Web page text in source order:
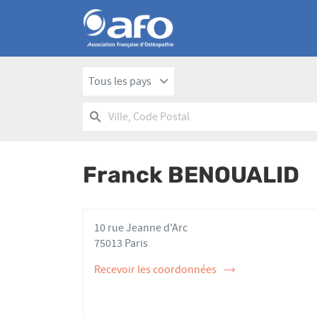
Tous les pays
Ville,RECHERCHER
UN
AFO
Franck BENOUALID
10 rue Jeanne d'Arc
75013 Paris
Recevoir les coordonnées
de